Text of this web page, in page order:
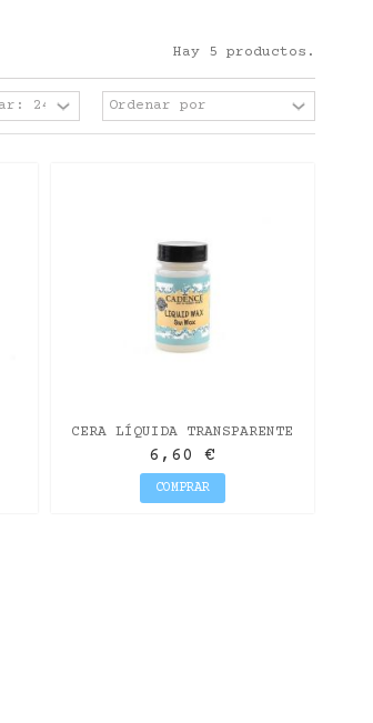
Hay 5 productos.
CERA LÍQUIDA TRANSPARENTE
CADENCE 90ML
6,60 €
COMPRAR